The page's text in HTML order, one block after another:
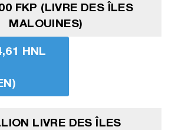
FKP (LIVRE DES ÎLES
MALOUINES)
HNL
LIVRE DES ÎLES